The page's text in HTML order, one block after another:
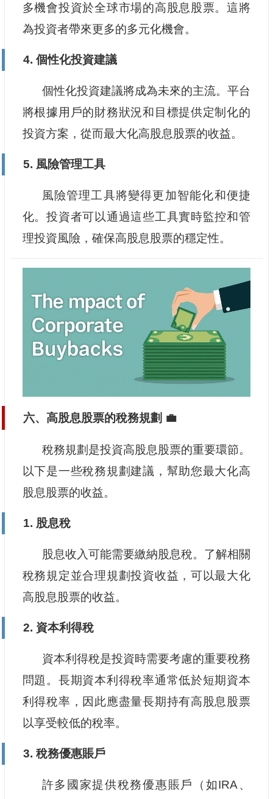
多機會投資於全球市場的高股息股票。這將
為投資者帶來更多的多元化機會。
4. 個性化投資建議
個性化投資建議將成為未來的主流。平台
將根據用戶的財務狀況和目標提供定制化的
投資方案，從而最大化高股息股票的收益。
5. 風險管理工具
風險管理工具將變得更加智能化和便捷
化。投資者可以通過這些工具實時監控和管
理投資風險，確保高股息股票的穩定性。
六、高股息股票的稅務規劃 💼
稅務規劃是投資高股息股票的重要環節。
以下是一些稅務規劃建議，幫助您最大化高
股息股票的收益。
1. 股息稅
股息收入可能需要繳納股息稅。了解相關
稅務規定並合理規劃投資收益，可以最大化
高股息股票的收益。
2. 資本利得稅
資本利得稅是投資時需要考慮的重要稅務
問題。長期資本利得稅率通常低於短期資本
利得稅率，因此應盡量長期持有高股息股票
以享受較低的稅率。
3. 稅務優惠賬戶
許多國家提供稅務優惠賬戶（如IRA、